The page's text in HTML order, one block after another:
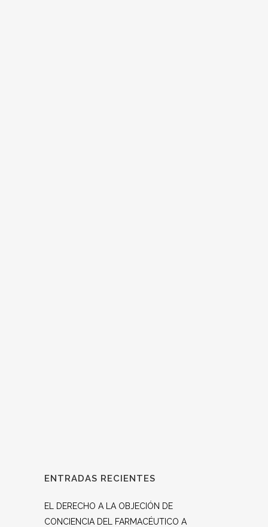
ENTRADAS RECIENTES
EL DERECHO A LA OBJECIÓN DE
CONCIENCIA DEL FARMACÉUTICO A